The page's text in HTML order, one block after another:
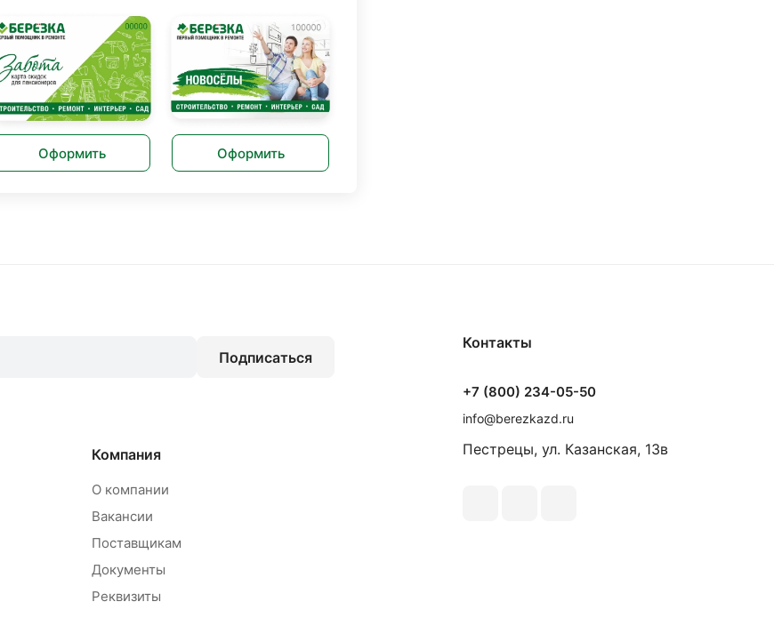
Оформить Оформить
Подписаться
Компания
О компании
Вакансии
Поставщикам
Документы
Реквизиты
Контакты
+7 (800) 234-05-50
info@berezkazd.ru
Пестрецы, ул. Казанская, 13в